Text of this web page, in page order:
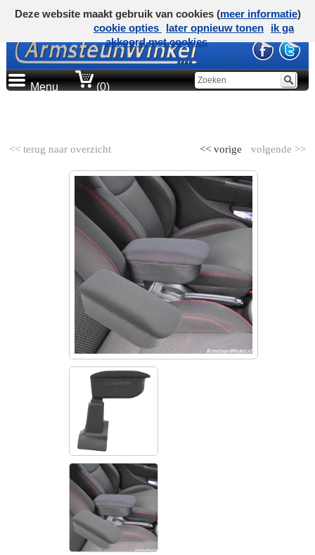
Menu (0)
<< terug naar overzicht volgende >>
<< vorige
Deze website maakt gebruik van cookies (meer informatie)
cookie opties
later opnieuw tonen
ik ga
akkoord met cookies